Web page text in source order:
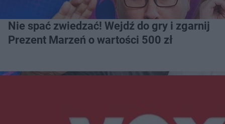
Nie spać zwiedzać! Wejdź do gry i zgarnij
Prezent Marzeń o wartości 500 zł